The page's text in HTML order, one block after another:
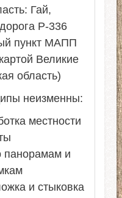
Гай,
Р-336
пункт МАПП
Великие
область)
неизменны:
местности
панорамам и
и стыковка